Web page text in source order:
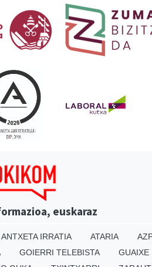
euskaraz
ANTXETA IRRATIA ATARIA
GOIERRI TELEBISTA
GUAIXE